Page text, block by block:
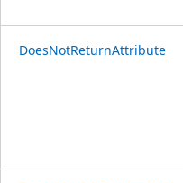
DoesNotReturnAttribute